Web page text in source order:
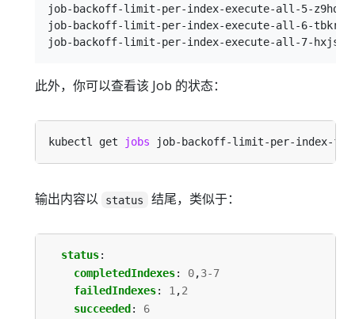
job-backoff-limit-per-index-execute-all-5-
job-backoff-limit-per-index-execute-all-6-
此外，你可以查看该 Job 的状态：
kubectl get jobs
输出内容以 status 结尾，类似于：
status:
completedIndexes: 0,3-7
failedIndexes: 1,2
succeeded :
6